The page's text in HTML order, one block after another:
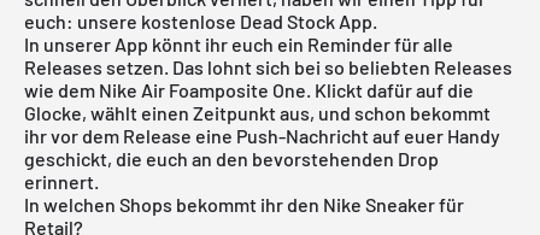
euch: unsere kostenlose Dead Stock App.
In unserer App könnt ihr euch ein Reminder für alle
Releases setzen. Das lohnt sich bei so beliebten Releases
wie dem Nike Air Foamposite One. Klickt dafür auf die
Glocke, wählt einen Zeitpunkt aus, und schon bekommt
ihr vor dem Release eine Push-Nachricht auf euer Handy
geschickt, die euch an den bevorstehenden Drop
erinnert.
In welchen Shops bekommt ihr den Nike Sneaker für
Retail?